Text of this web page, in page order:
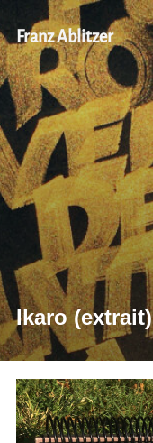
au
contenu
Franz Ablitzer
Ikaro (extrait)